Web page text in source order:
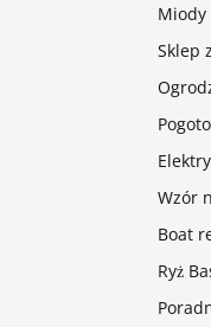
Sklep
Wzór
Boat
Ryż